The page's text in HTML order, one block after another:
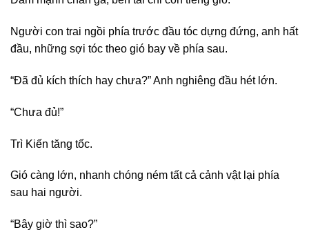
Người con trai ngồi phía trước đầu tóc dựng đứng, anh hất
đầu, những sợi tóc theo gió bay về phía sau.
“Đã đủ kích thích hay chưa?” Anh nghiêng đầu hét lớn.
“Chưa đủ!”
Trì Kiến tăng tốc.
Gió càng lớn, nhanh chóng ném tất cả cảnh vật lại phía
sau hai người.
“Bây giờ thì sao?”